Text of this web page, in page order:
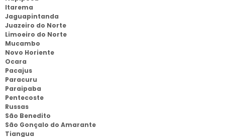
Itarema
Jaguapintanda
Juazeiro do Norte
Limoeiro do Norte
Mucambo
Novo Horiente
Ocara
Pacajus
Paracuru
Paraipaba
Pentecoste
Russas
São Benedito
São Gonçalo do Amarante
Tiangua